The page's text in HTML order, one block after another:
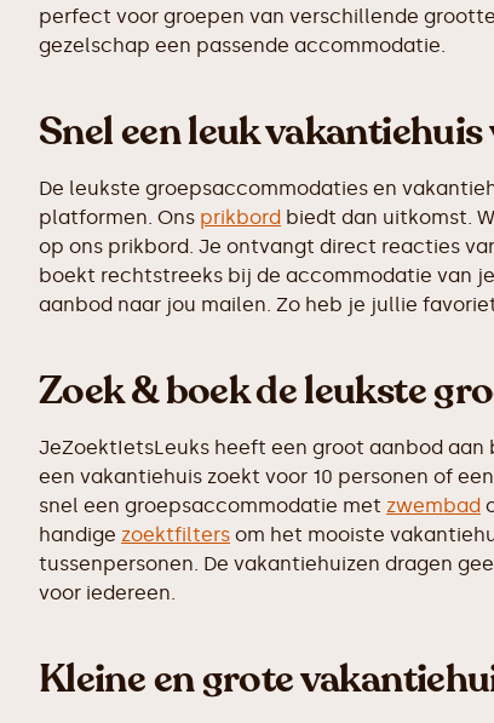
perfect voor groepen van verschillende
gezelschap een passende accommodatie.
Snel een leuk
De leukste groepsaccommodaties en
platformen. Ons prikbord biedt dan uitkomst.
op ons prikbord. Je ontvangt direct reacties
boekt rechtstreeks bij de accommodatie van
aanbod naar jou mailen. Zo heb je jullie
Zoek & boek de leukste
JeZoektIetsLeuks heeft een groot aanbod aan
een vakantiehuis zoekt voor 10 personen of
snel een groepsaccommodatie met zwembad
handige zoektfilters om het mooiste
tussenpersonen. De vakantiehuizen dragen
voor iedereen.
Kleine en grote